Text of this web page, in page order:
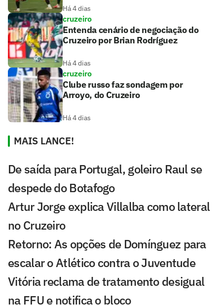
Há 4 dias
cruzeiro
Entenda cenário de negociação do
Cruzeiro por Brian Rodríguez
Há 4 dias
cruzeiro
Clube russo faz sondagem por
Arroyo, do Cruzeiro
Há 4 dias
MAIS LANCE!
De saída para Portugal, goleiro Raul se
despede do Botafogo
Artur Jorge explica Villalba como lateral
no Cruzeiro
Retorno: As opções de Domínguez para
escalar o Atlético contra o Juventude
Vitória reclama de tratamento desigual
na FFU e notifica o bloco